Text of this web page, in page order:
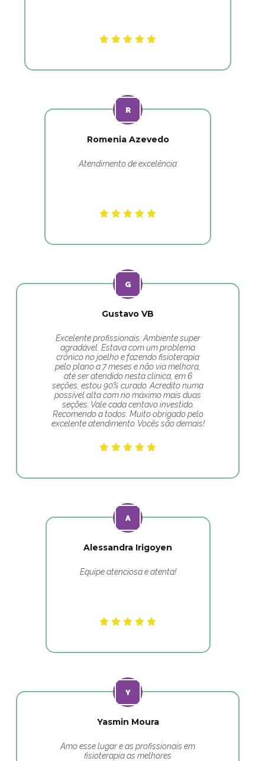
Romenia Azevedo
Atendimento de excelência
Gustavo VB
Excelente profissionais. Ambiente super
agradável. Estava com um problema
crônico no joelho e fazendo fisioterapia
pelo plano a 7 meses e não via melhora,
até ser atendido nesta clínica, em 6
seções, estou 90% curado. Acredito numa
possível alta com no máximo mais duas
seções. Vale cada centavo investido.
Recomendo a todos. Muito obrigado pelo
excelente atendimento. Vocês são demais!
Alessandra Irigoyen
Equipe atenciosa e atenta!
Yasmin Moura
Amo esse lugar e as profissionais em
fisioterapia as melhores